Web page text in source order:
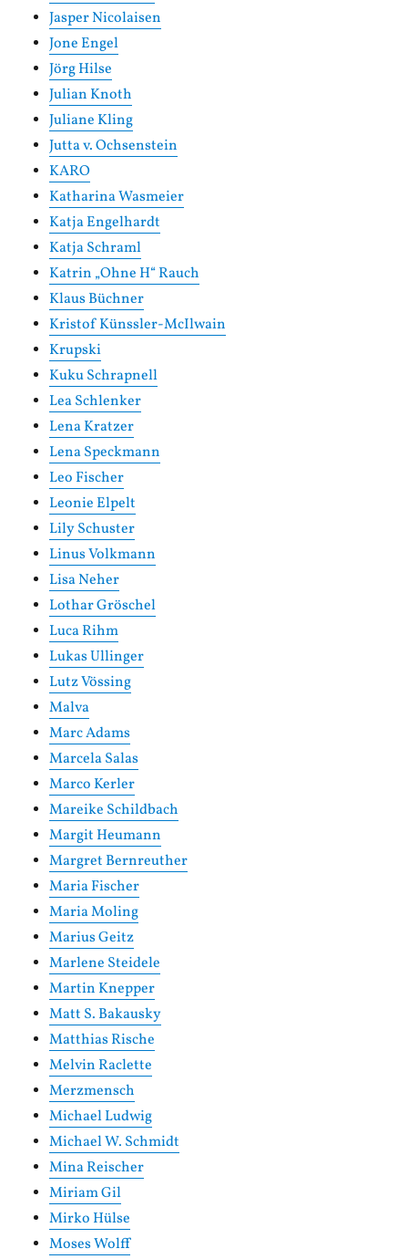
Jasper Nicolaisen
Jone Engel
Jörg Hilse
Julian Knoth
Juliane Kling
Jutta v. Ochsenstein
KARO
Katharina Wasmeier
Katja Engelhardt
Katja Schraml
Katrin „Ohne H“ Rauch
Klaus Büchner
Kristof Künssler-McIlwain
Krupski
Kuku Schrapnell
Lea Schlenker
Lena Kratzer
Lena Speckmann
Leo Fischer
Leonie Elpelt
Lily Schuster
Linus Volkmann
Lisa Neher
Lothar Gröschel
Luca Rihm
Lukas Ullinger
Lutz Vössing
Malva
Marc Adams
Marcela Salas
Marco Kerler
Mareike Schildbach
Margit Heumann
Margret Bernreuther
Maria Fischer
Maria Moling
Marius Geitz
Marlene Steidele
Martin Knepper
Matt S. Bakausky
Matthias Rische
Melvin Raclette
Merzmensch
Michael Ludwig
Michael W. Schmidt
Mina Reischer
Miriam Gil
Mirko Hülse
Moses Wolff